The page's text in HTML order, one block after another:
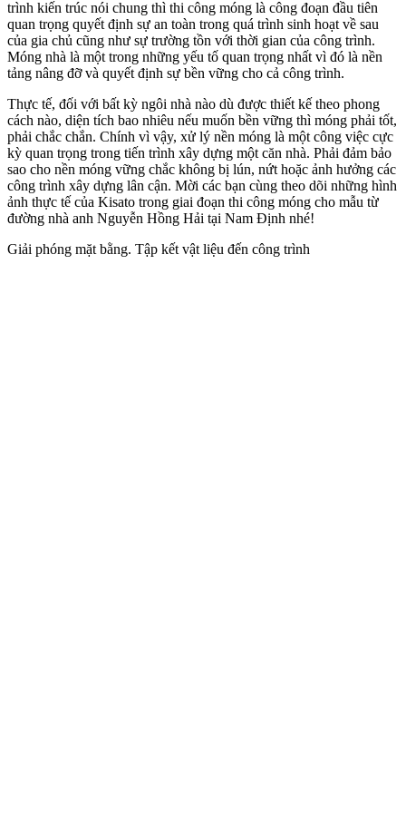
trình kiến trúc nói chung thì thi công móng là công đoạn đầu tiên
quan trọng quyết định sự an toàn trong quá trình sinh hoạt về sau
của gia chủ cũng như sự trường tồn với thời gian của công trình.
Móng nhà là một trong những yếu tố quan trọng nhất vì đó là nền
tảng nâng đỡ và quyết định sự bền vững cho cả công trình.
Thực tế, đối với bất kỳ ngôi nhà nào dù được thiết kế theo phong
cách nào, diện tích bao nhiêu nếu muốn bền vững thì móng phải tốt,
phải chắc chắn. Chính vì vậy, xử lý nền móng là một công việc cực
kỳ quan trọng trong tiến trình xây dựng một căn nhà. Phải đảm bảo
sao cho nền móng vững chắc không bị lún, nứt hoặc ảnh hưởng các
công trình xây dựng lân cận. Mời các bạn cùng theo dõi những hình
ảnh thực tế của Kisato trong giai đoạn thi công móng cho mẫu từ
đường nhà anh Nguyễn Hồng Hải tại Nam Định nhé!
Giải phóng mặt bằng. Tập kết vật liệu đến công trình